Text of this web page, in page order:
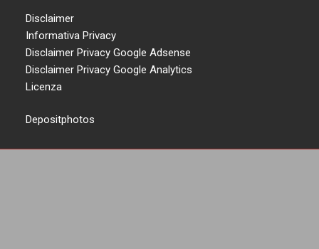
Disclaimer
Informativa Privacy
Disclaimer Privacy Google Adsense
Disclaimer Privacy Google Analytics
Licenza
Depositphotos